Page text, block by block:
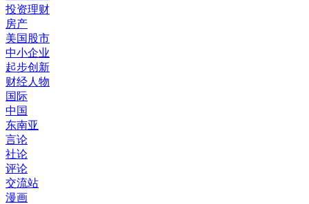
投资理财
房产
美国股市
中小企业
起步创新
财经人物
国际
中国
东南亚
言论
社论
评论
交流站
漫画